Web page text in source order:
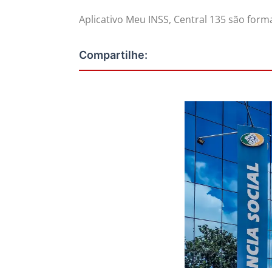
Aplicativo Meu INSS, Central 135 são